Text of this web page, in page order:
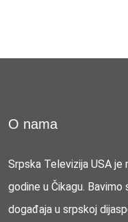
O nama
Srpska Televizija USA je
godine u Čikagu.
događaja u srpskoj